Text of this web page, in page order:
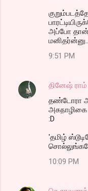
அப்போ தான்
மனிதர்ன்னு..
9:51 PM
தினேஷ் ராம்
தண்டோரா
அகநாழிகை
:D
'தமிழ்
10:09 PM